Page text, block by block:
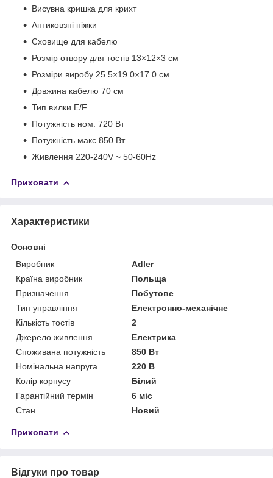
Висувна кришка для крихт
Антиковзні ніжки
Сховище для кабелю
Розмір отвору для тостів 13×12×3 см
Розміри виробу 25.5×19.0×17.0 см
Довжина кабелю 70 см
Тип вилки E/F
Потужність ном. 720 Вт
Потужність макс 850 Вт
Живлення 220-240V ~ 50-60Hz
Приховати
Характеристики
Основні
Виробник
Adler
Країна виробник
Польща
Призначення
Побутове
Тип управління
Електронно-механічне
Кількість тостів
2
Джерело живлення
Електрика
Споживана потужність
850 Вт
Номінальна напруга
220 В
Колір корпусу
Білий
Гарантійний термін
6 міс
Стан
Новий
Приховати
Відгуки про товар